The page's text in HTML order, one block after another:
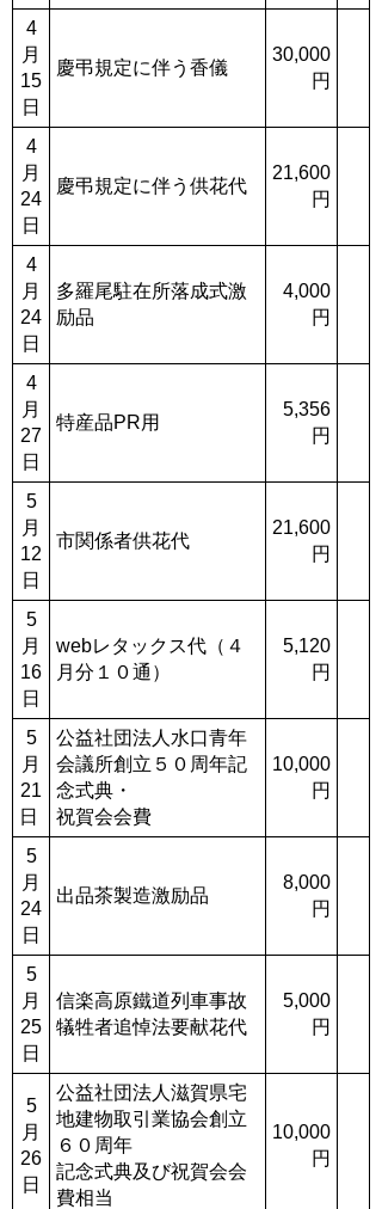
4
月
15
日
慶弔規定に伴う香儀
30,000
円
4
月
24
日
慶弔規定に伴う供花代
21,600
円
4
月
24
日
多羅尾駐在所落成式激
励品
4,000
円
4
月
27
日
特産品PR用
5,356
円
5
月
12
日
市関係者供花代
21,600
円
5
月
16
日
webレタックス代（４
月分１０通）
5,120
円
5
月
21
日
公益社団法人水口青年
会議所創立５０周年記
念式典・
祝賀会会費
10,000
円
5
月
24
日
出品茶製造激励品
8,000
円
5
月
25
日
信楽高原鐵道列車事故
犠牲者追悼法要献花代
5,000
円
5
月
26
日
公益社団法人滋賀県宅
地建物取引業協会創立
６０周年
記念式典及び祝賀会会
費相当
10,000
円